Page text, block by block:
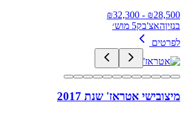
₪28,500
- ₪
32,300
בנזיןהאצ'בק5 מוש׳
לפרטים
מיצובישי אטראז' שנת 2017